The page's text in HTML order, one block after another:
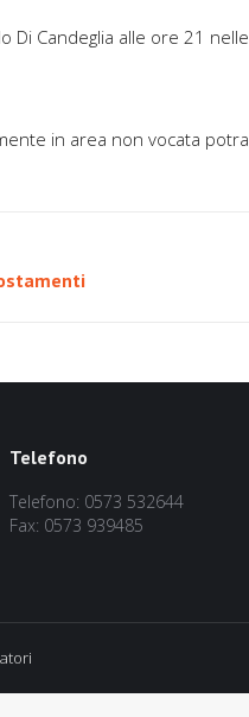
Di Candeglia alle ore 21
in area non vocata
Telefono
Telefono: 0573 532644
Fax: 0573 939485